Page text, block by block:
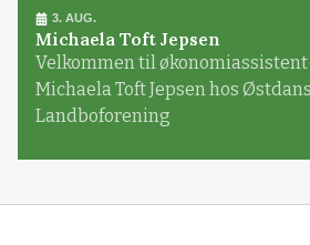
3. AUG.
Michaela Toft Jepsen
Velkommen til
Michaela Toft Jepsen hos
Landboforening